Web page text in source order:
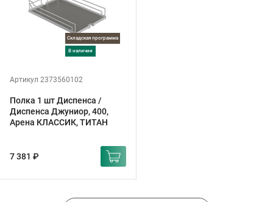
Складская программа
в наличии
Артикул 2373560102
Полка 1 шт Диспенса /
Диспенса Джуниор, 400,
Арена КЛАССИК, ТИТАН
7 381 ₽